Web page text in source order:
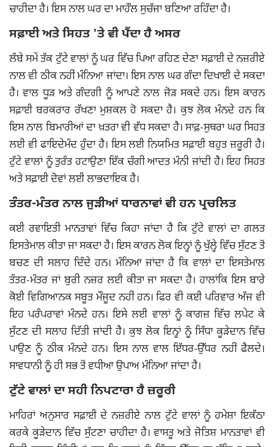
ਚਾਹੀਦਾ ਹੈ। ਇਸ ਨਾਲ ਘਰ ਦਾ ਮਾਹੌਲ ਸੁਚੱਜਾ ਬਣਿਆ ਰਹਿੰਦਾ ਹੈ।
ਸਫ਼ਾਈ ਅਤੇ ਸਿਹਤ 'ਤੇ ਵੀ ਪੈਂਦਾ ਹੈ ਅਸਰ
ਲੰਬੇ ਸਮੇਂ ਤੱਕ ਟੁੱਟੇ ਵਾਲਾਂ ਨੂੰ ਘਰ ਵਿੱਚ ਪਿਆ ਰਹਿਣ ਦੇਣਾ ਸਫ਼ਾਈ ਦੇ ਨਜ਼ਰੀਏ
ਨਾਲ ਵੀ ਠੀਕ ਨਹੀਂ ਮੰਨਿਆ ਜਾਂਦਾ। ਇਸ ਨਾਲ ਘਰ ਗੰਦਾ ਦਿਖਾਈ ਦੇ ਸਕਦਾ
ਹੈ। ਵਾਲ ਧੂੜ ਅਤੇ ਗੰਦਗੀ ਨੂੰ ਆਪਣੇ ਨਾਲ ਜੋੜ ਸਕਦੇ ਹਨ। ਇਸ ਕਾਰਨ
ਸਫ਼ਾਈ ਬਰਕਰਾਰ ਰੱਖਣਾ ਮੁਸ਼ਕਲ ਹੋ ਸਕਦਾ ਹੈ। ਕੁਝ ਲੋਕ ਮੰਨਦੇ ਹਨ ਕਿ
ਇਸ ਨਾਲ ਬਿਮਾਰੀਆਂ ਦਾ ਖ਼ਤਰਾ ਵੀ ਵੱਧ ਸਕਦਾ ਹੈ। ਸਾਫ਼-ਸੁਥਰਾ ਘਰ ਸਿਹਤ
ਲਈ ਵੀ ਫਾਇਦੇਮੰਦ ਹੁੰਦਾ ਹੈ। ਇਸ ਲਈ ਨਿਯਮਿਤ ਸਫ਼ਾਈ ਬਹੁਤ ਜ਼ਰੂਰੀ ਹੈ।
ਟੁੱਟੇ ਵਾਲਾਂ ਨੂੰ ਤੁਰੰਤ ਹਟਾਉਣਾ ਇੱਕ ਚੰਗੀ ਆਦਤ ਮੰਨੀ ਜਾਂਦੀ ਹੈ। ਇਹ ਸਿਹਤ
ਅਤੇ ਸਫ਼ਾਈ ਦੋਵਾਂ ਲਈ ਲਾਭਦਾਇਕ ਹੈ।
ਤੰਤਰ-ਮੰਤਰ ਨਾਲ ਜੁੜੀਆਂ ਧਾਰਨਾਵਾਂ ਵੀ ਹਨ ਪ੍ਰਚਲਿਤ
ਕਈ ਰਵਾਇਤੀ ਮਾਨਤਾਵਾਂ ਵਿੱਚ ਕਿਹਾ ਜਾਂਦਾ ਹੈ ਕਿ ਟੁੱਟੇ ਵਾਲਾਂ ਦਾ ਗਲਤ
ਇਸਤੇਮਾਲ ਕੀਤਾ ਜਾ ਸਕਦਾ ਹੈ। ਇਸ ਕਾਰਨ ਲੋਕ ਇਨ੍ਹਾਂ ਨੂੰ ਖੁੱਲ੍ਹੇ ਵਿੱਚ ਸੁੱਟਣ ਤੋਂ
ਬਚਣ ਦੀ ਸਲਾਹ ਦਿੰਦੇ ਹਨ। ਮੰਨਿਆ ਜਾਂਦਾ ਹੈ ਕਿ ਵਾਲਾਂ ਦਾ ਇਸਤੇਮਾਲ
ਤੰਤਰ-ਮੰਤਰ ਜਾਂ ਬੁਰੀ ਨਜ਼ਰ ਲਈ ਕੀਤਾ ਜਾ ਸਕਦਾ ਹੈ। ਹਾਲਾਂਕਿ ਇਸ ਬਾਰੇ
ਕੋਈ ਵਿਗਿਆਨਕ ਸਬੂਤ ਮੌਜੂਦ ਨਹੀਂ ਹਨ। ਫਿਰ ਵੀ ਕਈ ਪਰਿਵਾਰ ਅੱਜ ਵੀ
ਇਹ ਪਰੰਪਰਾਵਾਂ ਮੰਨਦੇ ਹਨ। ਇਸੇ ਲਈ ਵਾਲਾਂ ਨੂੰ ਕਾਗਜ਼ ਵਿੱਚ ਲਪੇਟ ਕੇ
ਸੁੱਟਣ ਦੀ ਸਲਾਹ ਦਿੱਤੀ ਜਾਂਦੀ ਹੈ। ਕੁਝ ਲੋਕ ਇਨ੍ਹਾਂ ਨੂੰ ਸਿੱਧਾ ਕੂੜੇਦਾਨ ਵਿੱਚ
ਪਾਉਣ ਨੂੰ ਠੀਕ ਮੰਨਦੇ ਹਨ। ਇਸ ਨਾਲ ਵਾਲ ਇੱਧਰ-ਉੱਧਰ ਨਹੀਂ ਫੈਲਦੇ।
ਸਾਵਧਾਨੀ ਨੂੰ ਹੀ ਸਭ ਤੋਂ ਵਧੀਆ ਉਪਾਅ ਮੰਨਿਆ ਜਾਂਦਾ ਹੈ।
ਟੁੱਟੇ ਵਾਲਾਂ ਦਾ ਸਹੀ ਨਿਪਟਾਰਾ ਹੈ ਜ਼ਰੂਰੀ
ਮਾਹਿਰਾਂ ਅਨੁਸਾਰ ਸਫ਼ਾਈ ਦੇ ਨਜ਼ਰੀਏ ਨਾਲ ਟੁੱਟੇ ਵਾਲਾਂ ਨੂੰ ਹਮੇਸ਼ਾ ਇਕੱਠਾ
ਕਰਕੇ ਕੂੜੇਦਾਨ ਵਿੱਚ ਸੁੱਟਣਾ ਚਾਹੀਦਾ ਹੈ। ਵਾਸਤੂ ਅਤੇ ਜੋਤਿਸ਼ ਮਾਨਤਾਵਾਂ ਵੀ